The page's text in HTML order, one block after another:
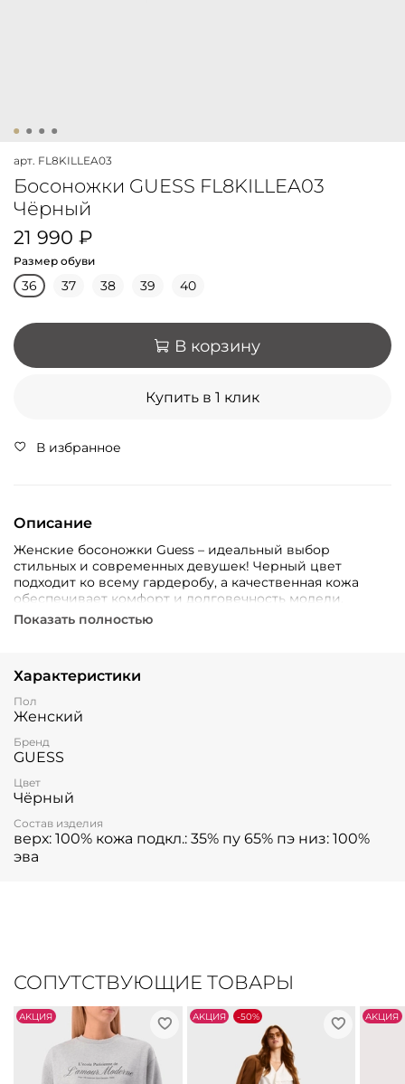
арт. FL8KILLEA03
Босоножки GUESS FL8KILLEA03
Чёрный
21 990 ₽
Размер обуви
36 37 38 39 40
В корзину
Купить в 1 клик
В избранное
Описание
Женские босоножки Guess – идеальный выбор
стильных и современных девушек! Черный цвет
подходит ко всему гардеробу, а качественная кожа
обеспечивает комфорт и долговечность модели.
Эластичный и легкий материал подошвы создает
Показать полностью
Характеристики
Пол
Женский
Бренд
GUESS
Цвет
Чёрный
Состав изделия
верх: 100% кожа подкл.: 35% пу 65% пэ низ: 100%
эва
СОПУТСТВУЮЩИЕ ТОВАРЫ
АKЦИЯ АKЦИЯ -50% АKЦИЯ